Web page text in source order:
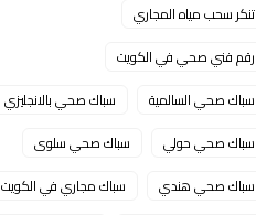
تنكر سحب مياه المجاري
رقم فني صحي في الكويت
سباك صحي السالمية
سباك صحي بالانجليزي
سباك صحي حولي
سباك صحي سلوى
سباك صحي هندي
سباك مجاري في الكويت